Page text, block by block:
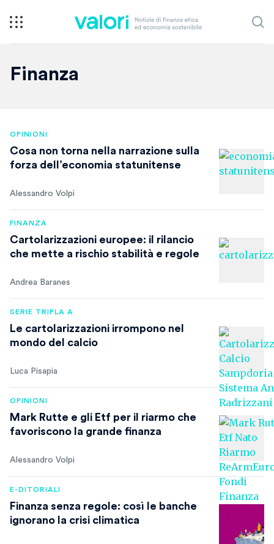
Finanza
OPINIONI
Cosa non torna nella narrazione sulla
forza dell’economia statunitense
Alessandro Volpi
FINANZA
Cartolarizzazioni europee: il rilancio
che mette a rischio stabilità e regole
Andrea Baranes
SERIE TRIPLA A
Le cartolarizzazioni irrompono nel
mondo del calcio
Luca Pisapia
OPINIONI
Mark Rutte e gli Etf per il riarmo che
favoriscono la grande finanza
Alessandro Volpi
E-DITORIALI
Finanza senza regole: così le banche
ignorano la crisi climatica